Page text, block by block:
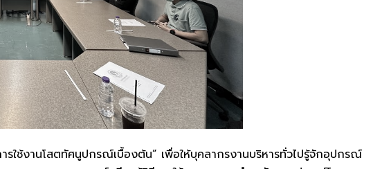
ใช้งานโสตทัศนูปกรณ์เบื้องต้น” เพื่อให้บุคลากรงานบริหารทั่วไปรู้จักอุปกรณ์